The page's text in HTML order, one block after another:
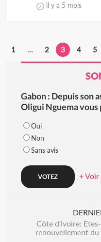
il y a 5 mois
1 ... 2 3 4 5
Gabon : Depuis son
Oligui Nguema
Oui
Non
Sans avis
+
Côte d'Ivoire:
renouvellement du